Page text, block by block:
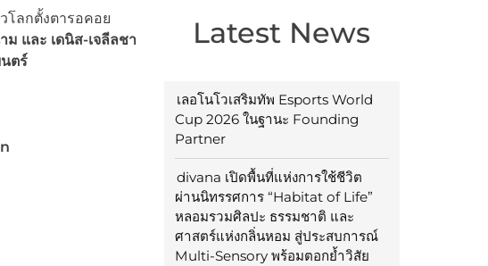
Latest News
เลอโนโวเสริมทัพ Esports World
Cup 2026 ในฐานะ Founding
Partner
divana เปิดพื้นที่แห่งการใช้ชีวิต
ผ่านนิทรรศการ “Habitat of Life”
หลอมรวมศิลปะ ธรรมชาติ และ
ศาสตร์แห่งกลิ่นหอม สู่ประสบการณ์
Multi-Sensory พร้อมตอกย้ำวิสัย
ลกตั้งตารอคอย
ม และ เดนิส-เจลีลชา
ตร์